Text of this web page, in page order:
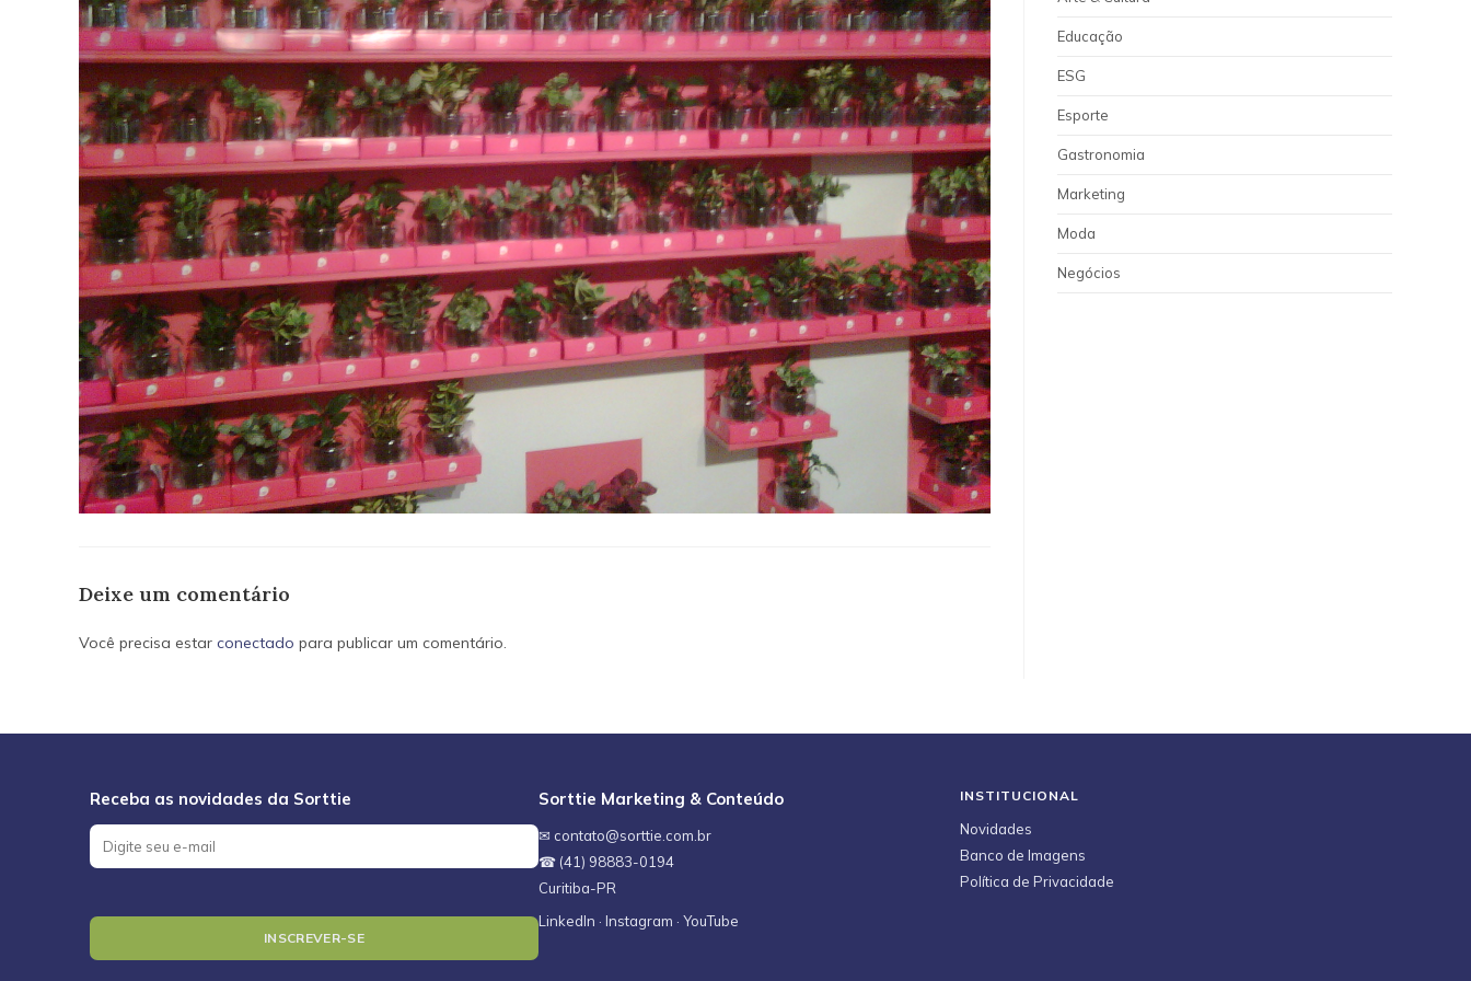
Deixe um comentário
Você precisa estar conectado para publicar um comentário.
Educação
ESG
Esporte
Gastronomia
Marketing
Moda
Negócios
Sorttie Marketing & Conteúdo
✉ contato@sorttie.com.br
☎ (41) 98883-0194
Curitiba-PR
LinkedIn · Instagram · YouTube
INSTITUCIONAL
Novidades
Banco de Imagens
Política de Privacidade